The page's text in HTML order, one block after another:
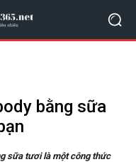
bằng sữa
sữa tươi là một công thức